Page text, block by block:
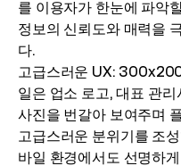
를 이용자가 한눈에 파악
정보의 신뢰도와 매력을
다.
고급스러운 UX: 300x200
일은 업소 로고, 대표 관리
사진을 번갈아 보여주며
고급스러운 분위기를 조
바일 환경에서도 선명하